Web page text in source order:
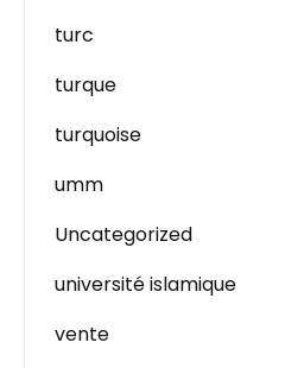
turc
turque
turquoise
umm
Uncategorized
université islamique
vente